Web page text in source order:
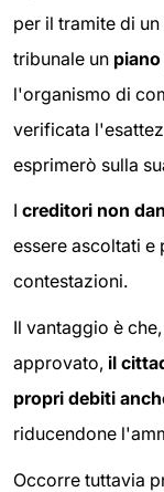
per il tramite di
tribunale un
l'organismo di
verificata
esprimerò sulla
I creditori non
essere ascoltati e
contestazioni.
Il vantaggio è
approvato, il
propri debiti
riducendone
Occorre tuttavia